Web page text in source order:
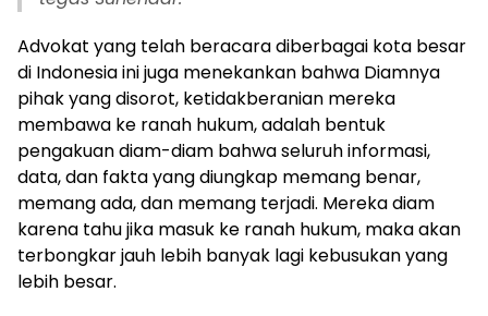
Advokat yang telah beracara diberbagai kota besar
di Indonesia ini juga menekankan bahwa Diamnya
pihak yang disorot, ketidakberanian mereka
membawa ke ranah hukum, adalah bentuk
pengakuan diam-diam bahwa seluruh informasi,
data, dan fakta yang diungkap memang benar,
memang ada, dan memang terjadi. Mereka diam
karena tahu jika masuk ke ranah hukum, maka akan
terbongkar jauh lebih banyak lagi kebusukan yang
lebih besar.